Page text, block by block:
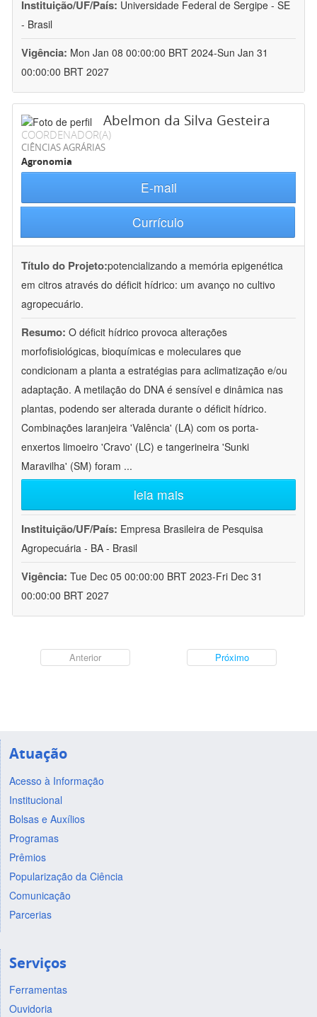
Instituição/UF/País: Universidade Federal de Sergipe - SE
- Brasil
Vigência: Mon Jan 08 00:00:00 BRT 2024-Sun Jan 31
00:00:00 BRT 2027
Abelmon da Silva Gesteira
COORDENADOR(A)
CIÊNCIAS AGRÁRIAS
Agronomia
E-mail
Currículo
Título do Projeto:potencializando a memória epigenética
em citros através do déficit hídrico: um avanço no cultivo
agropecuário.
Resumo: O déficit hídrico provoca alterações
morfofisiológicas, bioquímicas e moleculares que
condicionam a planta a estratégias para aclimatização e/ou
adaptação. A metilação do DNA é sensível e dinâmica nas
plantas, podendo ser alterada durante o déficit hídrico.
Combinações laranjeira 'Valência' (LA) com os porta-
enxertos limoeiro 'Cravo' (LC) e tangerineira 'Sunki
Maravilha' (SM) foram ...
leia mais
Instituição/UF/País: Empresa Brasileira de Pesquisa
Agropecuária - BA - Brasil
Vigência: Tue Dec 05 00:00:00 BRT 2023-Fri Dec 31
00:00:00 BRT 2027
Anterior Próximo
Atuação
Acesso à Informação
Institucional
Bolsas e Auxílios
Programas
Prêmios
Popularização da Ciência
Comunicação
Parcerias
Serviços
Ferramentas
Ouvidoria